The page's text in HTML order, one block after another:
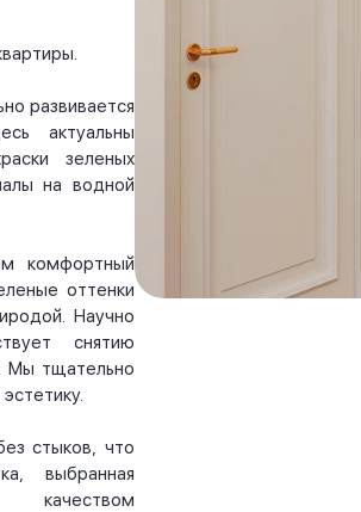
развивается
актуальны
зеленых
на водной
комфортный
оттенки
Научно
снятию
Мы тщательно
стыков, что
выбранная
качеством